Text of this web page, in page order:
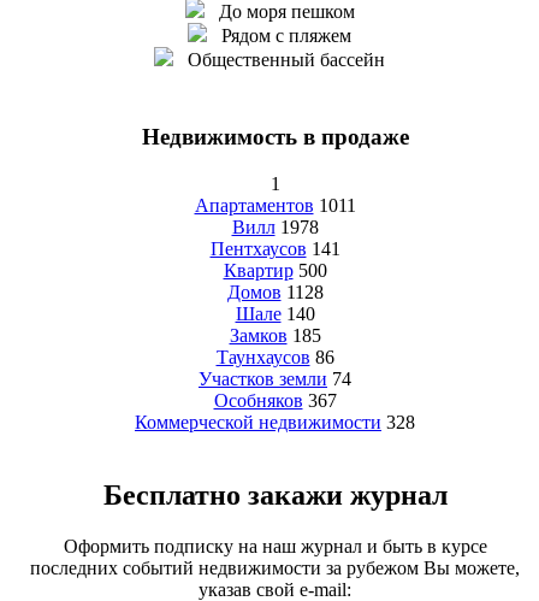
До моря пешком
Рядом с пляжем
Общественный бассейн
Недвижимость в продаже
1
Апартаментов 1011
Вилл 1978
Пентхаусов 141
Квартир 500
Домов 1128
Шале 140
Замков 185
Таунхаусов 86
Участков земли 74
Особняков 367
Коммерческой недвижимости 328
Бесплатно закажи журнал
Оформить подписку на наш журнал и быть в курсе
последних событий недвижимости за рубежом Вы можете,
указав свой e-mail: